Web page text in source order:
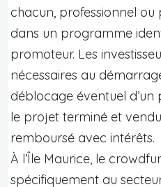
chacun, professionnel ou
dans un programme
promoteur. Les
nécessaires au
déblocage éventuel
le projet terminé et
remboursé avec intérêts.
À l’Île Maurice, le
spécifiquement au